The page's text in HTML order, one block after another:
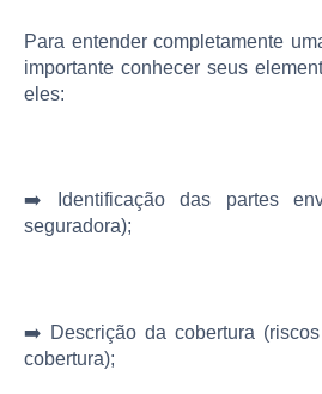
Para entender completamente
importante conhecer seus
eles:
➡️ Identificação das partes
seguradora);
➡️ Descrição da cobertura
cobertura);